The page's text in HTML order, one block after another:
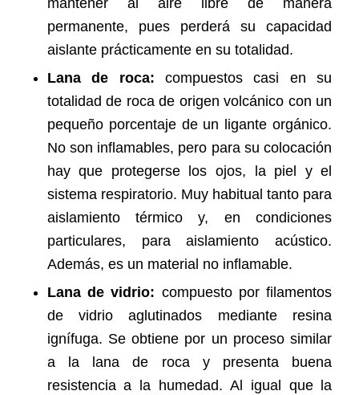
mantener al aire libre de manera
permanente, pues perderá su capacidad
aislante prácticamente en su totalidad.
Lana de roca: compuestos casi en su
totalidad de roca de origen volcánico con un
pequeño porcentaje de un ligante orgánico.
No son inflamables, pero para su colocación
hay que protegerse los ojos, la piel y el
sistema respiratorio. Muy habitual tanto para
aislamiento térmico y, en condiciones
particulares, para aislamiento acústico.
Además, es un material no inflamable.
Lana de vidrio: compuesto por filamentos
de vidrio aglutinados mediante resina
ignífuga. Se obtiene por un proceso similar
a la lana de roca y presenta buena
resistencia a la humedad. Al igual que la